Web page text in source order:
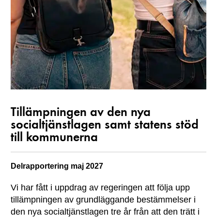
Tillämpningen av den nya
socialtjänstlagen samt statens stöd
till kommunerna
Delrapportering maj 2027
Vi har fått i uppdrag av regeringen att följa upp
tillämpningen av grundläggande bestämmelser i
den nya socialtjänstlagen tre år från att den trätt i